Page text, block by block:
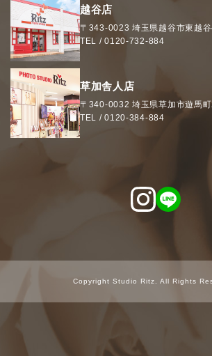
越谷店
〒343-0023 埼玉県越谷市東越
TEL /0120-732-884
草加舎人店
〒340-0032 埼玉県草加市遊馬
TEL /0120-384-884
Copyright Studio Ritz. All Rights